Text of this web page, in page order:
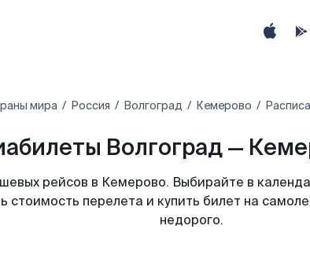
мира Россия Волгоград Кемерово
Волгоград —
рейсов в Кемерово. Выбирайте в
стоимость перелета и купить билет на
недорого.